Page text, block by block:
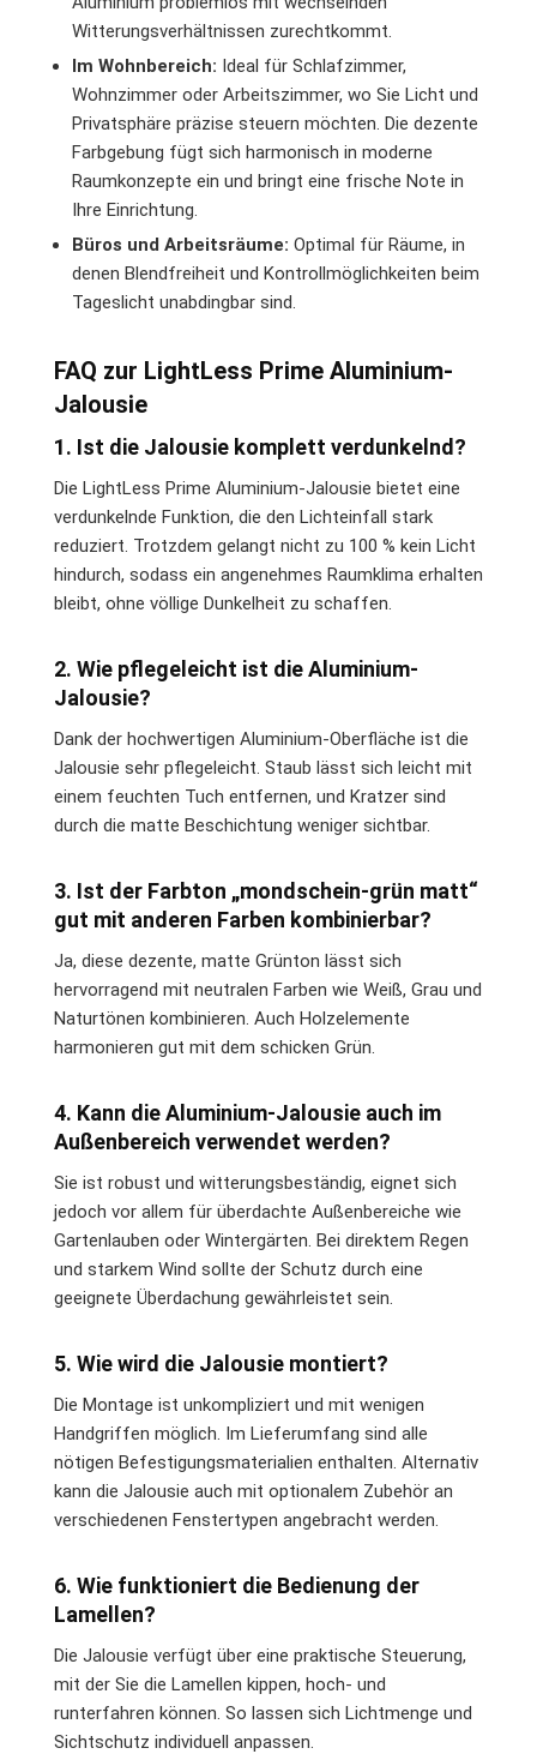
Witterungsverhältnissen zurechtkommt.
Im Wohnbereich: Ideal für Schlafzimmer,
Wohnzimmer oder Arbeitszimmer, wo Sie Licht und
Privatsphäre präzise steuern möchten. Die dezente
Farbgebung fügt sich harmonisch in moderne
Raumkonzepte ein und bringt eine frische Note in
Ihre Einrichtung.
Büros und Arbeitsräume: Optimal für Räume, in
denen Blendfreiheit und Kontrollmöglichkeiten beim
Tageslicht unabdingbar sind.
FAQ zur LightLess Prime Aluminium-
Jalousie
1. Ist die Jalousie komplett verdunkelnd?
Die LightLess Prime Aluminium-Jalousie bietet eine
verdunkelnde Funktion, die den Lichteinfall stark
reduziert. Trotzdem gelangt nicht zu 100 % kein Licht
hindurch, sodass ein angenehmes Raumklima erhalten
bleibt, ohne völlige Dunkelheit zu schaffen.
2. Wie pflegeleicht ist die Aluminium-
Jalousie?
Dank der hochwertigen Aluminium-Oberfläche ist die
Jalousie sehr pflegeleicht. Staub lässt sich leicht mit
einem feuchten Tuch entfernen, und Kratzer sind
durch die matte Beschichtung weniger sichtbar.
3. Ist der Farbton „mondschein-grün matt“
gut mit anderen Farben kombinierbar?
Ja, diese dezente, matte Grünton lässt sich
hervorragend mit neutralen Farben wie Weiß, Grau und
Naturtönen kombinieren. Auch Holzelemente
harmonieren gut mit dem schicken Grün.
4. Kann die Aluminium-Jalousie auch im
Außenbereich verwendet werden?
Sie ist robust und witterungsbeständig, eignet sich
jedoch vor allem für überdachte Außenbereiche wie
Gartenlauben oder Wintergärten. Bei direktem Regen
und starkem Wind sollte der Schutz durch eine
geeignete Überdachung gewährleistet sein.
5. Wie wird die Jalousie montiert?
Die Montage ist unkompliziert und mit wenigen
Handgriffen möglich. Im Lieferumfang sind alle
nötigen Befestigungsmaterialien enthalten. Alternativ
kann die Jalousie auch mit optionalem Zubehör an
verschiedenen Fenstertypen angebracht werden.
6. Wie funktioniert die Bedienung der
Lamellen?
Die Jalousie verfügt über eine praktische Steuerung,
mit der Sie die Lamellen kippen, hoch- und
runterfahren können. So lassen sich Lichtmenge und
Sichtschutz individuell anpassen.